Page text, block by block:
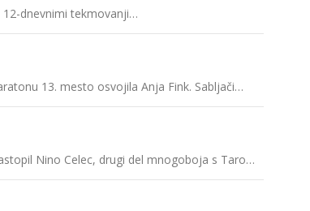
12-dnevnimi tekmovanji…
13. mesto osvojila Anja Fink. Sabljači…
Nino Celec, drugi del mnogoboja s Taro…